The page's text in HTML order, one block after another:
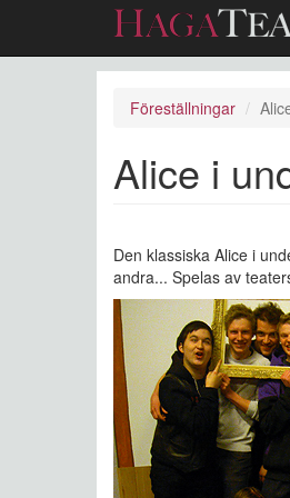
Föreställningar
Alice i
Den klassiska Alice i
andra... Spelas av